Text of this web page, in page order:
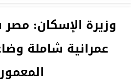
وزيرة الإسكان:
عمرانية شاملة